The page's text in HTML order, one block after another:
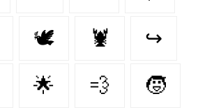
🕊 🦞 ↪
🌟 💨 🧒